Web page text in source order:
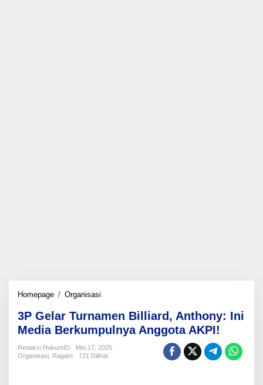
Homepage / Organisasi
Turnamen
Billiard,
Anthony:
Ini
Media
3P Gelar Turnamen Billiard, Anthony: Ini
Media Berkumpulnya Anggota AKPI!
Redaksi HukumID
Mei 17, 2025
Organisasi Ragam 721 Dilihat